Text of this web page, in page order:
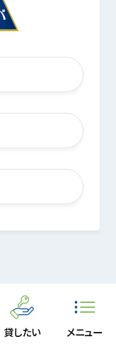
貸したい メニュー